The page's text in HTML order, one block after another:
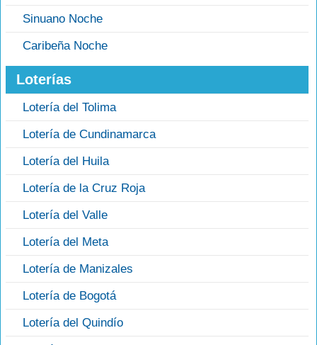
Sinuano Noche
Caribeña Noche
Loterías
Lotería del Tolima
Lotería de Cundinamarca
Lotería del Huila
Lotería de la Cruz Roja
Lotería del Valle
Lotería del Meta
Lotería de Manizales
Lotería de Bogotá
Lotería del Quindío